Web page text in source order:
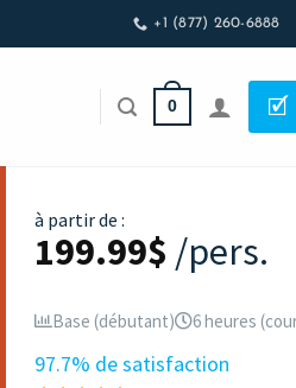
+1 (877) 260-6888
0 🗹
à partir de :
199.99$ /pers.
Base (débutant) 6 heures
97.7% de satisfaction